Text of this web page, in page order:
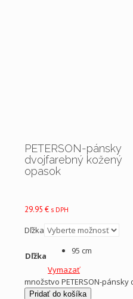
PETERSON-pánsky
dvojfarebný kožený
opasok
29.95 € s DPH
Dľžka
Dľžka
95 cm
Vymazať
množstvo PETERSON-
Pridať do košíka